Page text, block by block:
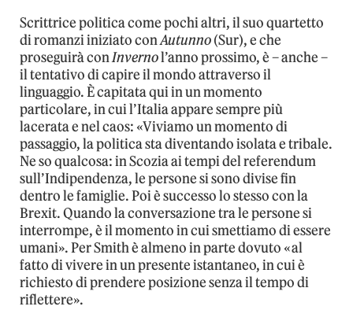
Scrittrice politica come pochi altri, il suo quartetto
di romanzi iniziato conAutunno(Sur), e che
proseguirà conInvernol’anno prossimo, è – anche –
il tentativo di capire il mondo attraverso il
linguaggio. È capitata qui in un momento
particolare, in cui l’Italia appare sempre più
lacerata e nel caos: «Viviamo un momento di
passaggio, la politica sta diventando isolata e tribale.
Ne so qualcosa: in Scozia ai tempi del referendum
sull’Indipendenza, le persone si sono divise fin
dentro le famiglie. Poi è successo lo stesso con la
Brexit. Quando la conversazione tra le persone si
interrompe, è il momento in cui smettiamo di essere
umani». Per Smith è almeno in parte dovuto «al
fatto di vivere in un presente istantaneo, in cui è
richiesto di prendere posizione senza il tempo di
riflettere».